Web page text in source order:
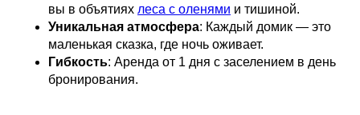
вы в объятиях леса с оленями и тишиной.
Уникальная атмосфера: Каждый домик — это
маленькая сказка, где ночь оживает.
Гибкость: Аренда от 1 дня с заселением в день
бронирования.